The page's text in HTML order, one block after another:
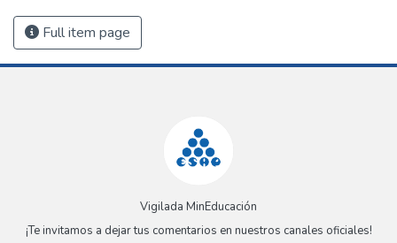
Full item page
Vigilada MinEducación
¡Te invitamos a dejar tus comentarios en nuestros canales oficiales!